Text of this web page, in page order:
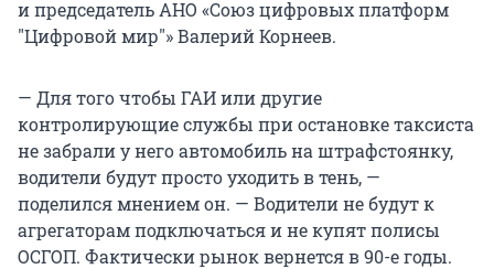
и председатель АНО «Союз цифровых платформ
"Цифровой мир"» Валерий Корнеев.
— Для того чтобы ГАИ или другие
контролирующие службы при остановке таксиста
не забрали у него автомобиль на штрафстоянку,
водители будут просто уходить в тень, —
поделился мнением он. — Водители не будут к
агрегаторам подключаться и не купят полисы
ОСГОП. Фактически рынок вернется в 90-е годы.